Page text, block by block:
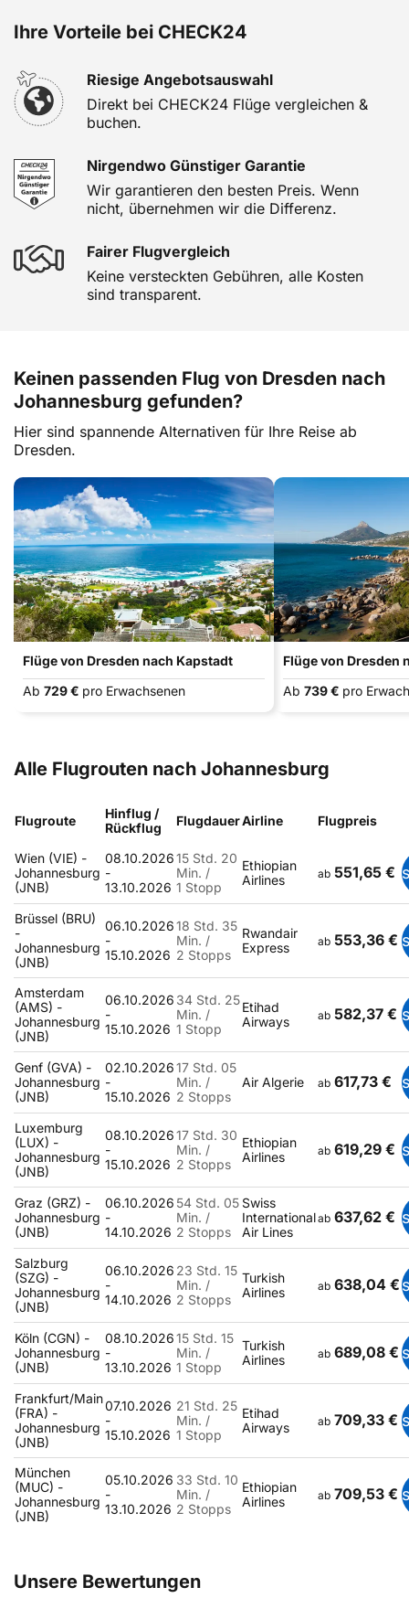
Ihre Vorteile bei CHECK24
Riesige Angebotsauswahl
Direkt bei CHECK24 Flüge vergleichen &
buchen.
Nirgendwo Günstiger Garantie
Wir garantieren den besten Preis. Wenn
nicht, übernehmen wir die Differenz.
Fairer Flugvergleich
Keine versteckten Gebühren, alle Kosten
sind transparent.
Keinen passenden Flug von Dresden nach
Johannesburg gefunden?
Hier sind spannende Alternativen für Ihre Reise ab
Dresden.
Flüge von Dresden nach Kapstadt
Ab 729 € pro Erwachsenen
Flüge von Dresden
Ab 739 € pro
Alle Flugrouten nach Johannesburg
Flugroute
Hinflug /
Rückflug
FlugdauerAirline Flugpreis
Wien (VIE) -
Johannesburg
(JNB)
08.10.2026
-
13.10.2026
15 Std. 20
Min. /
1 Stopp
Ethiopian
Airlines
ab 551,65 €
Brüssel (BRU)
-
Johannesburg
(JNB)
06.10.2026
-
15.10.2026
18 Std. 35
Min. /
2 Stopps
Rwandair
Express
ab 553,36 €
Amsterdam
(AMS) -
Johannesburg
(JNB)
06.10.2026
-
15.10.2026
34 Std. 25
Min. /
1 Stopp
Etihad
Airways
ab 582,37 €
Genf (GVA) -
Johannesburg
(JNB)
02.10.2026
-
15.10.2026
17 Std. 05
Min. /
2 Stopps
Air Algerie ab 617,73 €
Luxemburg
(LUX) -
Johannesburg
(JNB)
08.10.2026
-
15.10.2026
17 Std. 30
Min. /
2 Stopps
Ethiopian
Airlines
ab 619,29 €
Graz (GRZ) -
Johannesburg
(JNB)
06.10.2026
-
14.10.2026
54 Std. 05
Min. /
2 Stopps
Swiss
International
Air Lines
ab 637,62 €
Salzburg
(SZG) -
Johannesburg
(JNB)
06.10.2026
-
14.10.2026
23 Std. 15
Min. /
2 Stopps
Turkish
Airlines
ab 638,04 €
Köln (CGN) -
Johannesburg
(JNB)
08.10.2026
-
13.10.2026
15 Std. 15
Min. /
1 Stopp
Turkish
Airlines
ab 689,08 €
Frankfurt/Main
(FRA) -
Johannesburg
(JNB)
07.10.2026
-
15.10.2026
21 Std. 25
Min. /
1 Stopp
Etihad
Airways
ab 709,33 €
München
(MUC) -
Johannesburg
(JNB)
05.10.2026
-
13.10.2026
33 Std. 10
Min. /
2 Stopps
Ethiopian
Airlines
ab 709,53 €
Unsere Bewertungen